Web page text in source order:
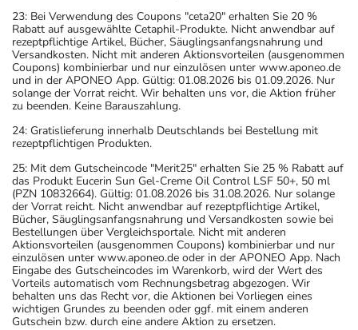
23: Bei Verwendung des Coupons "ceta20" erhalten Sie 20 %
Rabatt auf ausgewählte Cetaphil-Produkte. Nicht anwendbar auf
rezeptpflichtige Artikel, Bücher, Säuglingsanfangsnahrung und
Versandkosten. Nicht mit anderen Aktionsvorteilen (ausgenommen
Coupons) kombinierbar und nur einzulösen unter www.aponeo.de
und in der APONEO App. Gültig: 01.08.2026 bis 01.09.2026. Nur
solange der Vorrat reicht. Wir behalten uns vor, die Aktion früher
zu beenden. Keine Barauszahlung.
24: Gratislieferung innerhalb Deutschlands bei Bestellung mit
rezeptpflichtigen Produkten.
25: Mit dem Gutscheincode "Merit25" erhalten Sie 25 % Rabatt auf
das Produkt Eucerin Sun Gel-Creme Oil Control LSF 50+, 50 ml
(PZN 10832664). Gültig: 01.08.2026 bis 31.08.2026. Nur solange
der Vorrat reicht. Nicht anwendbar auf rezeptpflichtige Artikel,
Bücher, Säuglingsanfangsnahrung und Versandkosten sowie bei
Bestellungen über Vergleichsportale. Nicht mit anderen
Aktionsvorteilen (ausgenommen Coupons) kombinierbar und nur
einzulösen unter www.aponeo.de oder in der APONEO App. Nach
Eingabe des Gutscheincodes im Warenkorb, wird der Wert des
Vorteils automatisch vom Rechnungsbetrag abgezogen. Wir
behalten uns das Recht vor, die Aktionen bei Vorliegen eines
wichtigen Grundes zu beenden oder ggf. mit einem anderen
Gutschein bzw. durch eine andere Aktion zu ersetzen.